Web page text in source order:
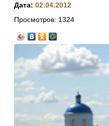
Дата: 02.04.2012
Просмотров: 1324